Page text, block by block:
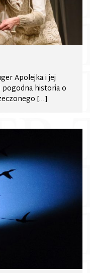
Apolejka i jej
pogodna historia o
[…]